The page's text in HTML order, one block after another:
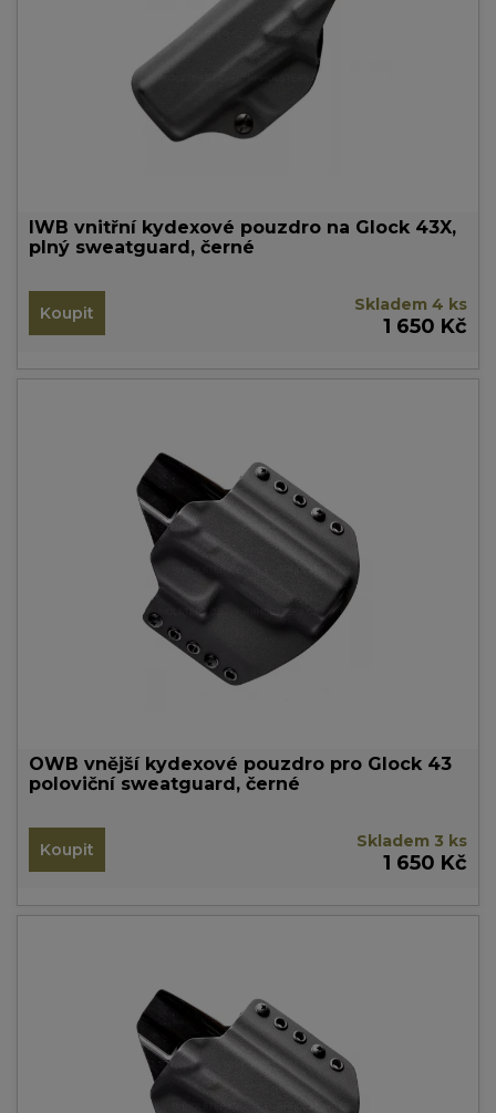
IWB vnitřní kydexové pouzdro na Glock 43X,
plný sweatguard, černé
Koupit Skladem 4 ks
1 650 Kč
OWB vnější kydexové pouzdro pro Glock 43
poloviční sweatguard, černé
Koupit Skladem 3 ks
1 650 Kč